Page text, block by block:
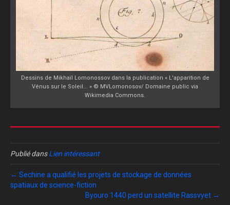
Dessins de Mikhaïl Lomonossov dans la publication « L'apparition de
Vénus sur le Soleil... » © MVLomonosov/ Domaine public via
Wikimedia Commons.
Publié dansLien intéressant
← Sechine a qualifié les projets de stockage de données
spatiaux de science-fiction
Byouro 1440 perd un satellite Rassvyet →